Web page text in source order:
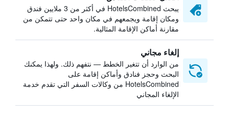
يبحث HotelsCombined في أكثر من 3 ملايين فندق
ومكان إقامة ويجمعهم في مكان واحد حتى تتمكن من
مقارنة أماكن الإقامة المثالية.
إلغاء مجاني
من الوارد أن تتغير الخطط — نتفهم ذلك. ولهذا يمكنك
البحث وحجز فنادق وأماكن إقامة على
HotelsCombined من وكالات السفر التي تقدم خدمة
الإلغاء المجاني